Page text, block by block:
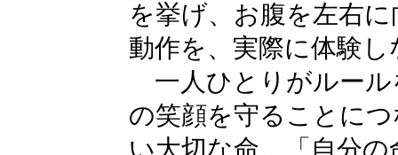
を挙げ、お腹を左右
動作を、実際に体験
一人ひとりがルール
の笑顔を守ることに